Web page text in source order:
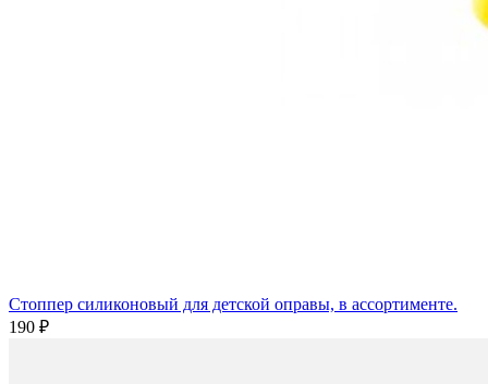
Стоппер силиконовый для детской оправы, в ассортименте.
190 ₽